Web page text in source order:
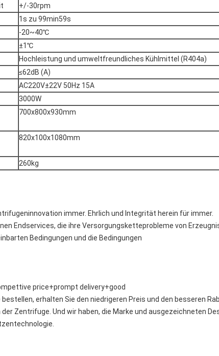
+/-30rpm
1s zu 99min59s
-20~40℃
±1℃
Hochleistung und umweltfreundliches Kühlmittel (R404a)
≤62dB (A)
AC220V±22V 50Hz 15A
3000W
700x800x930mm
820x100x1080mm
260kg
immer. Ehrlich und Integrität herein für immer.
Endservices, die ihre Versorgungsketteprobleme von
Bedingungen und die Bedingungen
price+prompt delivery+good
erhalten Sie den niedrigeren Preis und den besseren
Zentrifuge. Und wir haben, die Marke und ausgezeichneten